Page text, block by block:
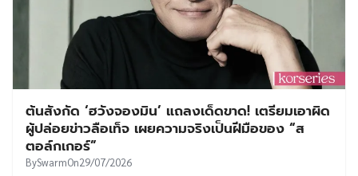
ต้นสังกัด ‘ฮวังจองมิน’ แถลงเด็ดขาด! เตรียมเอาผิด
ผู้ปล่อยข่าวลือเท็จ เผยความจริงเป็นฝีมือของ “ส
ตอล์กเกอร์”
BySwarmOn29/07/2026